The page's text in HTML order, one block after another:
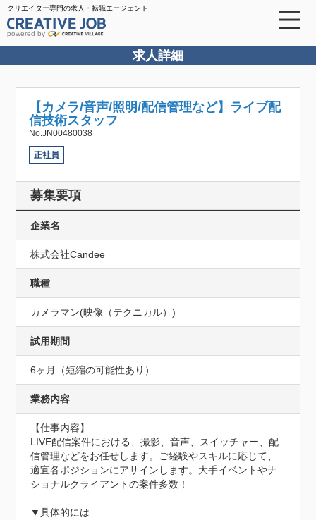
クリエイター専門の求人・転職エージェント
powered by
求人詳細
【カメラ/音声/照明/配信管理など】ライブ配
信技術スタッフ
No.JN00480038
正社員
募集要項
企業名
株式会社Candee
職種
カメラマン(映像（テクニカル）)
試用期間
6ヶ月（短縮の可能性あり）
業務内容
【仕事内容】
LIVE配信案件における、撮影、音声、スイッチャー、配
信管理などをお任せします。ご経験やスキルに応じて、
適宜各ポジションにアサインします。大手イベントやナ
ショナルクライアントの案件多数！
▼具体的には